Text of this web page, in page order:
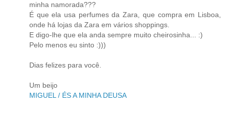
minha namorada???
É que ela usa perfumes da Zara, que compra em Lisboa,
onde há lojas da Zara em vários shoppings.
E digo-lhe que ela anda sempre muito cheirosinha... :)
Pelo menos eu sinto :)))
Dias felizes para você.
Um beijo
MIGUEL / ÉS A MINHA DEUSA